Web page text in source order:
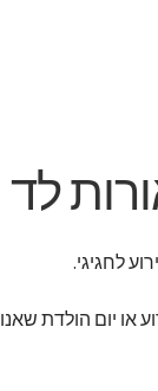
לד
לחגיגי.
או יום הולדת